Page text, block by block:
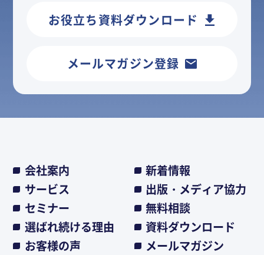
お役立ち資料ダウンロード
メールマガジン登録
会社案内
新着情報
サービス
出版・メディア協力
セミナー
無料相談
選ばれ続ける理由
資料ダウンロード
お客様の声
メールマガジン